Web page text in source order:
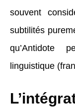
souvent
subtilités
qu’Antidote
linguistique